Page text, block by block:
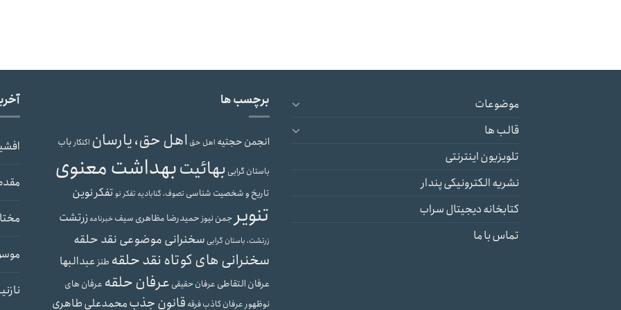
موضوعات
قالب ها
تلویزیون اینترنتی
نشریه الکترونیکی پندار
کتابخانه دیجیتال سراب
تماس با ما
برچسب ها
انجمن حجتیه اهل حق اهل حق، یارسان اکنکارباب
باستان گرایی بهائیتبهداشت معنوی
تاریخ و شخصیت شناسی تصوف، گنابادیه تفکر نوتفکر نوین
تنویر جمن نیوزحمیدرضا مظاهری سیفخبرنامهزرتشت
زرتشت، باستان گرایی سخنرانی موضوعی نقد حلقه
سخنرانی های کوتاه نقد حلقه طنزعبدالبها
عرفان التقاطی عرفان حقیقی عرفان حلقه عرفان های
نوظهورعرفان کاذبفرقه قانون جذبمحمدعلی طاهری